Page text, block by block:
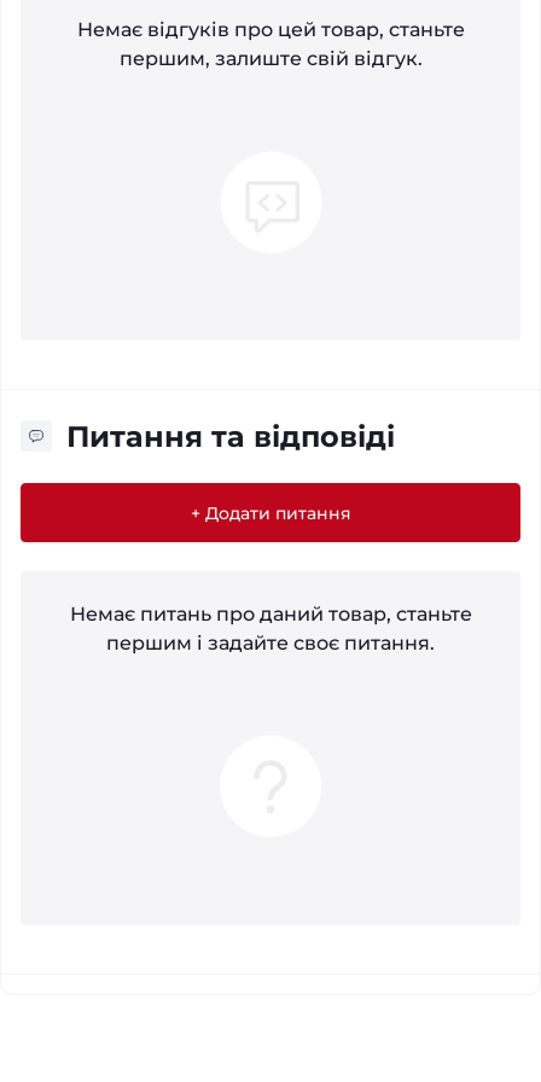
Немає відгуків про цей товар, станьте
першим, залиште свій відгук.
Питання та відповіді
+ Додати питання
Немає питань про даний товар, станьте
першим і задайте своє питання.